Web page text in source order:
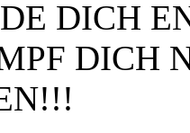
DICH
DICH